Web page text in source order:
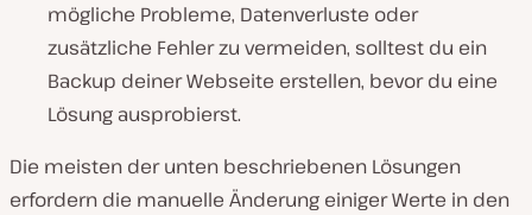
mögliche Probleme, Datenverluste oder
zusätzliche Fehler zu vermeiden, solltest du ein
Backup deiner Webseite erstellen, bevor du eine
Lösung ausprobierst.
Die meisten der unten beschriebenen Lösungen
erfordern die manuelle Änderung einiger Werte in den